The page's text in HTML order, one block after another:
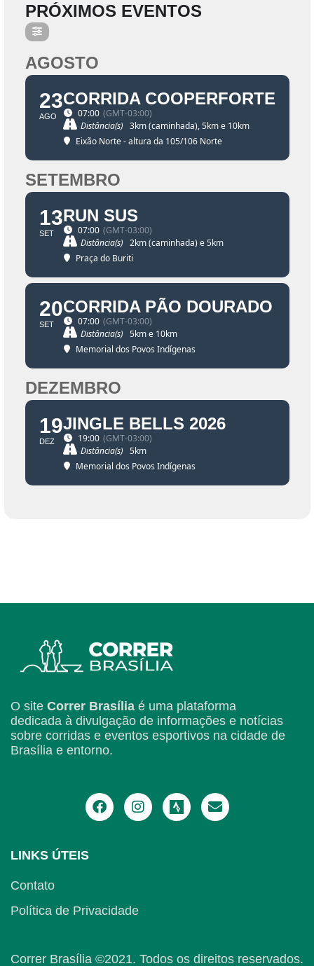
PRÓXIMOS EVENTOS
AGOSTO
23
AGO
CORRIDA COOPERFORTE
07:00 (GMT-03:00)
Distância(s)
3km (caminhada), 5km e 10km
Eixão Norte - altura da 105/106 Norte
SETEMBRO
13
SET
RUN SUS
07:00 (GMT-03:00)
Distância(s)
2km (caminhada) e 5km
Praça do Buriti
20
SET
CORRIDA PÃO DOURADO
07:00 (GMT-03:00)
Distância(s)
5km e 10km
Memorial dos Povos Indígenas
DEZEMBRO
19
DEZ
JINGLE BELLS 2026
19:00 (GMT-03:00)
Distância(s)
5km
Memorial dos Povos Indígenas
O site Correr Brasília é uma plataforma
dedicada à divulgação de informações e notícias
sobre corridas e eventos esportivos na cidade de
Brasília e entorno.
LINKS ÚTEIS
Contato
Política de Privacidade
Correr Brasília ©2021. Todos os direitos reservados.